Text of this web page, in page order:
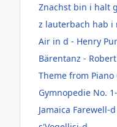
Znachst bin i halt
z lauterbach hab
Air in d - Henry
Bärentanz -
Theme from Piano
Gymnopedie No.
Jamaica Farewell-d